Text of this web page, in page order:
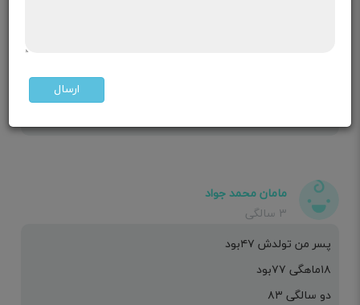
عزیزم اگه خودتو قدتون بلنده و تغذیه خوب داره نگران نباش
مامان محمد جواد
۳ سالگی
پسر من تولدش ۴۷بود
۱۸ماهگی ۷۷بود
دو سالگی ۸۳
ارسال